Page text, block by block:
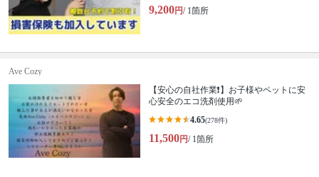
9,200円/ 1箇所
Ave Cozy
【安心の自社作業❗️】お子様やペットに安
心安全のエコ洗剤使用🌱
4.65(278件)
11,500円/ 1箇所